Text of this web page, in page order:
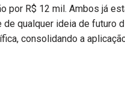
por R$ 12 mil. Ambos já
de qualquer ideia de futuro
consolidando a